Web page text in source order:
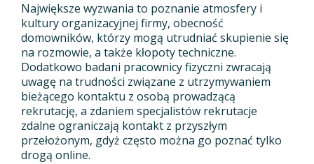
Największe wyzwania to poznanie atmosfery i
kultury organizacyjnej firmy, obecność
domowników, którzy mogą utrudniać skupienie się
na rozmowie, a także kłopoty techniczne.
Dodatkowo badani pracownicy fizyczni zwracają
uwagę na trudności związane z utrzymywaniem
bieżącego kontaktu z osobą prowadzącą
rekrutację, a zdaniem specjalistów rekrutacje
zdalne ograniczają kontakt z przyszłym
przełożonym, gdyż często można go poznać tylko
drogą online.